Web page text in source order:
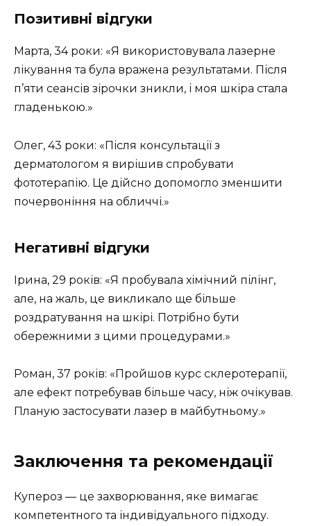
Позитивні відгуки
Марта, 34 роки: «Я використовувала лазерне
лікування та була вражена результатами. Після
п’яти сеансів зірочки зникли, і моя шкіра стала
гладенькою.»
Олег, 43 роки: «Після консультації з
дерматологом я вирішив спробувати
фототерапію. Це дійсно допомогло зменшити
почервоніння на обличчі.»
Негативні відгуки
Ірина, 29 років: «Я пробувала хімічний пілінг,
але, на жаль, це викликало ще більше
роздратування на шкірі. Потрібно бути
обережними з цими процедурами.»
Роман, 37 років: «Пройшов курс склеротерапії,
але ефект потребував більше часу, ніж очікував.
Планую застосувати лазер в майбутньому.»
Заключення та рекомендації
Купероз — це захворювання, яке вимагає
компетентного та індивідуального підходу.